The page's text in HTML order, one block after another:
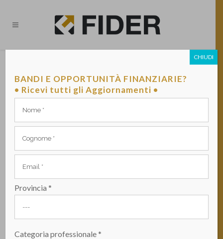
MISURE PREVISTE
DALL’OCDPC N.991 E N.1042
PER FRONTEGGIARE
L’EMERGENZA PROVOCATA
DAGLI EVENTI SISMICI –
SOSPENSIONE RATE MUTUI
BANDI E OPPORTUNITÀ FINANZIARIE?
• Ricevi tutti gli Aggiornamenti •
Provincia *
Categoria professionale *
CHIUDI